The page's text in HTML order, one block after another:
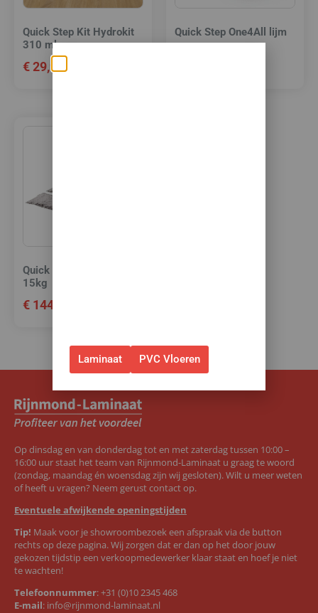
Quick Step Kit Hydrokit
310 ml.
€29,95
Quick Step One4All lijm
Quick Step PVC lijm
15kg
€ 144,95
Op dinsdag en van donderdag tot en met zaterdag tussen 10:00 –
16:00 uur staat het team van Rijnmond-Laminaat u graag te woord
(zondag, maandag én woensdag zijn wij gesloten). Wilt u meer weten
of heeft u vragen? Neem gerust contact op.
Eventuele afwijkende openingstijden
Tip! Maak voor je showroombezoek een afspraak via de button
rechts op deze pagina. Wij zorgen dat er dan op het door jouw
gekozen tijdstip een verkoopmedewerker klaar staat en hoef je niet
te wachten!
Telefoonnummer:+31 (0)10 2345 468
E-mail: info@rijnmond-laminaat.nl
Laminaat PVC Vloeren